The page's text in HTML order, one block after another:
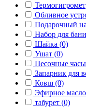
Обливное
Подарочный
Набор для
Шайка (0)
Ушат (0)
Песочные
Запарник для
Ковш (0)
Эфирное
табурет (0)